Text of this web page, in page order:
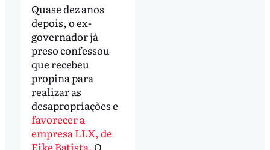
Quase dez anos
depois, o ex-
governador já
preso confessou
que recebeu
propina para
realizar as
desapropriações e
favorecer a
empresa LLX, de
Eike Batista. O